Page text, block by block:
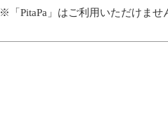
※「PitaPa」はご利用いただけませ